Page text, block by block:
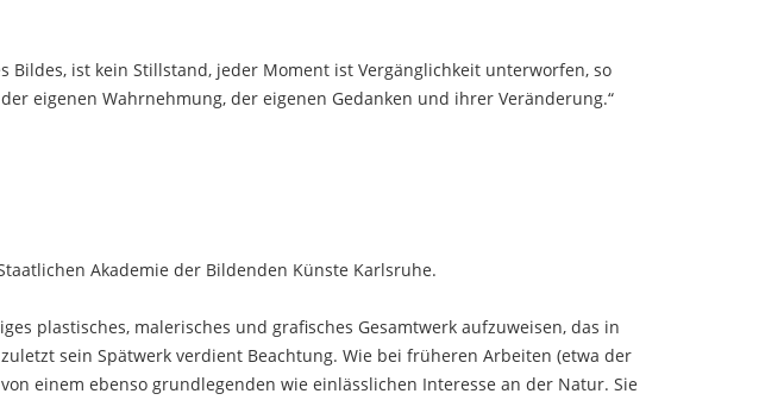
Bildes, ist kein Stillstand, jeder Moment ist Vergänglichkeit unterworfen, so
eigenen Wahrnehmung, der eigenen Gedanken und ihrer Veränderung.“
Akademie der Bildenden Künste Karlsruhe.
plastisches, malerisches und grafisches Gesamtwerk aufzuweisen, das in
sein Spätwerk verdient Beachtung. Wie bei früheren Arbeiten (etwa der
einem ebenso grundlegenden wie einlässlichen Interesse an der Natur. Sie